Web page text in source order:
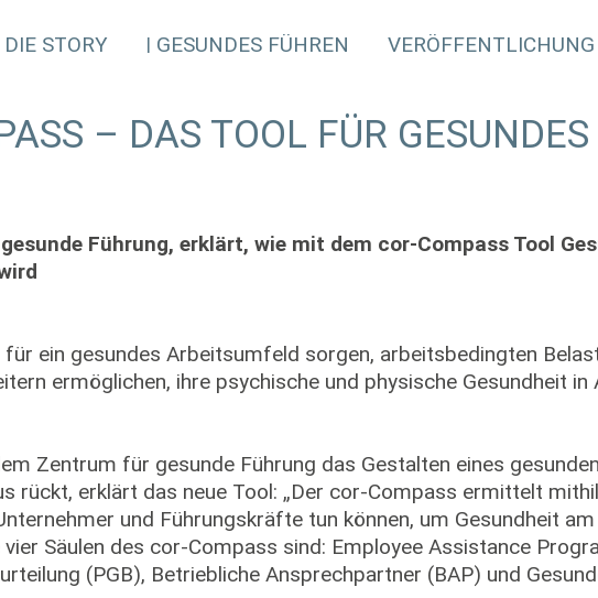
DIE STORY GESUNDES FÜHREN VERÖFFENTLICHUNG
– DAS TOOL FÜR GESUNDES
Führung, erklärt, wie mit dem cor-Compass Tool
ein gesundes Arbeitsumfeld sorgen, arbeitsbedingten
ermöglichen, ihre psychische und physische Gesundheit
Zentrum für gesunde Führung das Gestalten eines gesunden
rückt, erklärt das neue Tool: „Der cor-Compass ermittelt
und Führungskräfte tun können, um Gesundheit am
Säulen des cor-Compass sind: Employee Assistance
(PGB), Betriebliche Ansprechpartner (BAP) und